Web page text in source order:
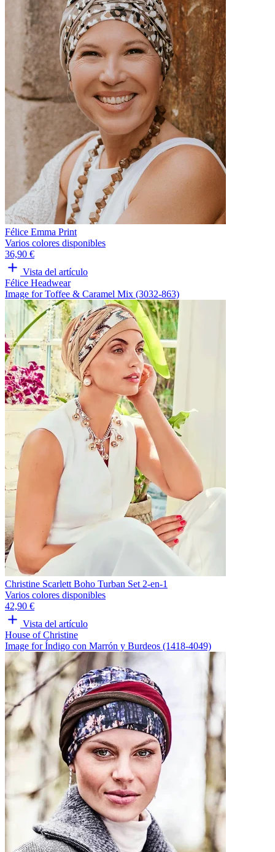
Félice Emma Print
Varios colores disponibles
36,90 €
Vista del artículo
Félice Headwear
Image for Toffee & Caramel Mix (3032-863)
Christine Scarlett Boho Turban Set 2-en-1
Varios colores disponibles
42,90 €
Vista del artículo
House of Christine
Image for Índigo con Marrón y Burdeos (1418-4049)